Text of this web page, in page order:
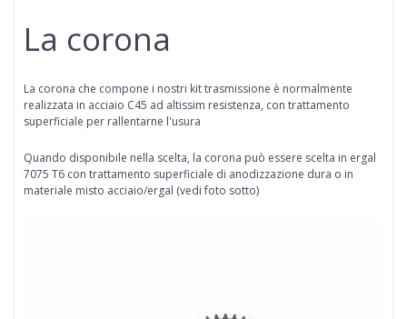
La corona
La corona che compone i nostri kit trasmissione è normalmente
realizzata in acciaio C45 ad altissim resistenza, con trattamento
superficiale per rallentarne l'usura
Quando disponibile nella scelta, la corona può essere scelta in ergal
7075 T6 con trattamento superficiale di anodizzazione dura o in
materiale misto acciaio/ergal (vedi foto sotto)